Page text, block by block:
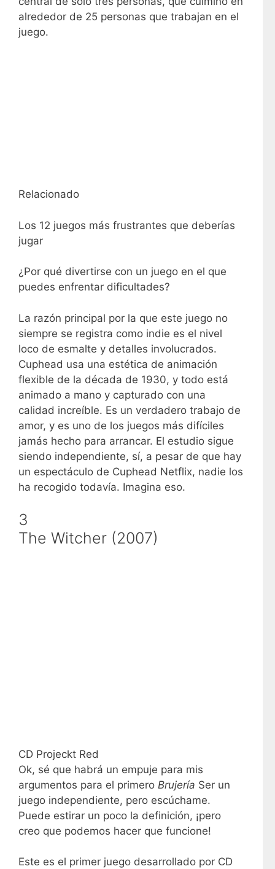
alrededor de 25 personas que trabajan en el
juego.
Relacionado
Los 12 juegos más frustrantes que deberías
jugar
¿Por qué divertirse con un juego en el que
puedes enfrentar dificultades?
La razón principal por la que este juego no
siempre se registra como indie es el nivel
loco de esmalte y detalles involucrados.
Cuphead usa una estética de animación
flexible de la década de 1930, y todo está
animado a mano y capturado con una
calidad increíble. Es un verdadero trabajo de
amor, y es uno de los juegos más difíciles
jamás hecho para arrancar. El estudio sigue
siendo independiente, sí, a pesar de que hay
un espectáculo de Cuphead Netflix, nadie los
ha recogido todavía. Imagina eso.
3
The Witcher (2007)
CD Projeckt Red
Ok, sé que habrá un empuje para mis
argumentos para el primero Brujería Ser un
juego independiente, pero escúchame.
Puede estirar un poco la definición, ¡pero
creo que podemos hacer que funcione!
Este es el primer juego desarrollado por CD